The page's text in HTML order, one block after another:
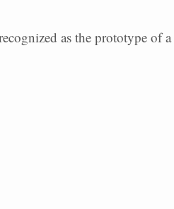
as the prototype of a